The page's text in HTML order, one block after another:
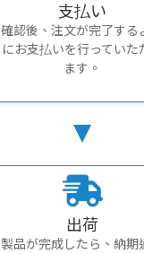
支払い
確認後、注文が完了する
にお支払いを行っていた
ます。
出荷
製品が完成したら、納期